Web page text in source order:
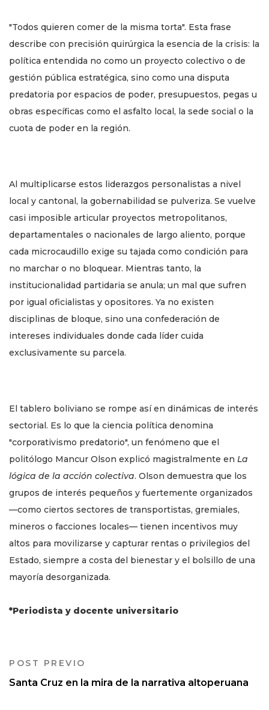
"Todos quieren comer de la misma torta". Esta frase
describe con precisión quirúrgica la esencia de la crisis: la
política entendida no como un proyecto colectivo o de
gestión pública estratégica, sino como una disputa
predatoria por espacios de poder, presupuestos, pegas u
obras específicas como el asfalto local, la sede social o la
cuota de poder en la región.
Al multiplicarse estos liderazgos personalistas a nivel
local y cantonal, la gobernabilidad se pulveriza. Se vuelve
casi imposible articular proyectos metropolitanos,
departamentales o nacionales de largo aliento, porque
cada microcaudillo exige su tajada como condición para
no marchar o no bloquear. Mientras tanto, la
institucionalidad partidaria se anula; un mal que sufren
por igual oficialistas y opositores. Ya no existen
disciplinas de bloque, sino una confederación de
intereses individuales donde cada líder cuida
exclusivamente su parcela.
El tablero boliviano se rompe así en dinámicas de interés
sectorial. Es lo que la ciencia política denomina
"corporativismo predatorio", un fenómeno que el
politólogo Mancur Olson explicó magistralmente en La
lógica de la acción colectiva. Olson demuestra que los
grupos de interés pequeños y fuertemente organizados
—como ciertos sectores de transportistas, gremiales,
mineros o facciones locales— tienen incentivos muy
altos para movilizarse y capturar rentas o privilegios del
Estado, siempre a costa del bienestar y el bolsillo de una
mayoría desorganizada.
*Periodista y docente universitario
POST PREVIO
Santa Cruz en la mira de la narrativa altoperuana